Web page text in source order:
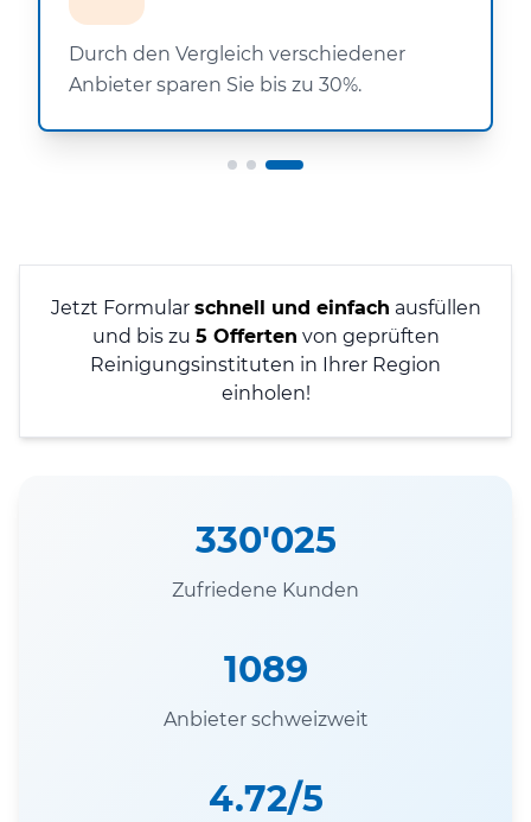
Durch den Vergleich verschiedener
Anbieter sparen Sie bis zu 30%.
Jetzt Formular schnell und einfach ausfüllen
und bis zu 5 Offerten von geprüften
Reinigungsinstituten in Ihrer Region
einholen!
330'025
Zufriedene Kunden
1089
Anbieter schweizweit
4.72/5